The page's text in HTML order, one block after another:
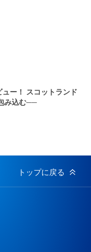
ー！ スコットランド
み込む──
トップに戻る